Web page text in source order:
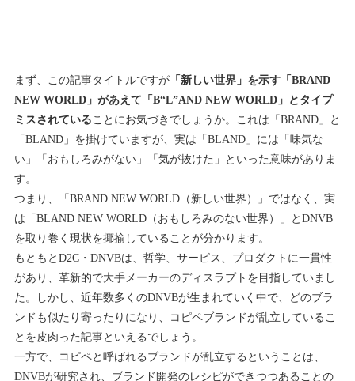
まず、この記事タイトルですが「新しい世界」を示す「BRAND
NEW WORLD」があえて「B“L”AND NEW WORLD」とタイプ
ミスされている ことにお気づきでしょうか。これは「BRAND」と
「BLAND」を掛けていますが、実は「BLAND」には「味気な
い」「おもしろみがない」「気が抜けた」といった意味がありま
す。
つまり、「BRAND NEW WORLD（新しい世界）」ではなく、実
は「BLAND NEW WORLD（おもしろみのない世界）」とDNVB
を取り巻く現状を揶揄していることが分かります。
もともとD2C・DNVBは、哲学、サービス、プロダクトに一貫性
があり、革新的で大手メーカーのディスラプトを目指していまし
た。しかし、近年数多くのDNVBが生まれていく中で、どのブラ
ンドも似たり寄ったりになり、コピペブランドが乱立しているこ
とを皮肉った記事といえるでしょう。
一方で、コピペと呼ばれるブランドが乱立するということは、
DNVBが研究され、ブランド開発のレシピができつつあることの